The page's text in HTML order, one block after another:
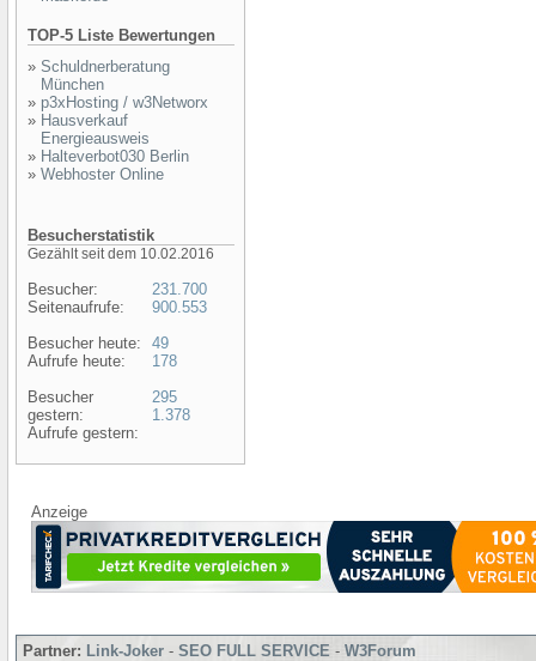
TOP-5 Liste Bewertungen
» Schuldnerberatung
München
» p3xHosting / w3Networx
» Hausverkauf
Energieausweis
» Halteverbot030 Berlin
» Webhoster Online
Besucherstatistik
Gezählt seit dem 10.02.2016
Besucher:
Seitenaufrufe:
Besucher heute:
Aufrufe heute:
Besucher
gestern:
Aufrufe gestern:
231.700
900.553
49
178
295
1.378
Anzeige
Partner: Link-Joker - SEO FULL SERVICE - W3Forum